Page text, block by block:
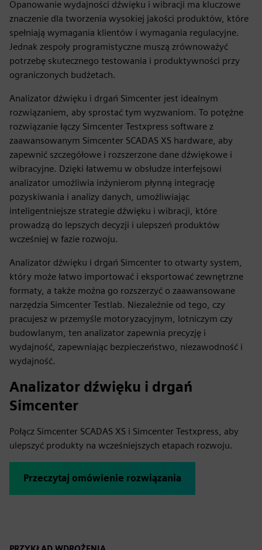
Opanowanie wydajności dźwięku i wibracji ma kluczowe
znaczenie dla tworzenia wysokiej jakości produktów, które
spełniają wymagania klientów i wymagania regulacyjne.
Jednak zespoły programistyczne muszą zrównoważyć
potrzebę skutecznego testowania i produktywności przy
ograniczonych budżetach.
Analizator dźwięku i drgań Simcenter jest idealnym
rozwiązaniem, aby sprostać tym wyzwaniom. To potężne
rozwiązanie łączy Simcenter Testxpress software z
zaawansowanym Simcenter SCADAS XS hardware, aby
zapewnić szczegółowe i rozszerzone dane dźwiękowe i
wibracyjne. Dzięki łatwemu w obsłudze interfejsowi
analizator umożliwia inżynierom płynną integrację
pozyskiwania i analizy danych, umożliwiając
inteligentniejsze strategie dźwięku i wibracji, które
prowadzą do lepszych decyzji i ulepszeń produktów
wcześniej w fazie rozwoju.
Analizator dźwięku i drgań Simcenter to otwarty system,
który może łatwo importować i eksportować zewnętrzne
formaty, a także można go rozszerzyć o zaawansowane
narzędzia Simcenter Testlab. Niezależnie od tego, czy
pracujesz w przemyśle motoryzacyjnym, lotniczym czy
budowlanym, ten analizator zapewnia precyzję i
wydajność, zapewniając bezpieczeństwo, niezawodność i
wydajność.
Analizator dźwięku i drgań
Simcenter
Połącz Simcenter SCADAS XS i Simcenter Testxpress, aby
ulepszyć produkty na wcześniejszych etapach rozwoju.
Przeczytaj omówienie rozwiązania